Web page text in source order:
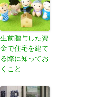
生前贈与した資
金で住宅を建て
る際に知ってお
くこと